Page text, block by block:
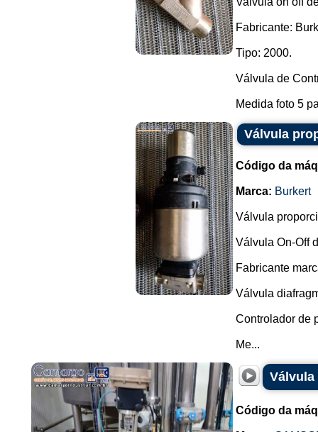
Fabricante:
Tipo: 2000.
Válvula de
Medida foto 5
Válvula
Código da
Marca: Burkert
Válvula
Válvula On-Off
Fabricante
Válvula
Controlador de
Me...
Válvula
Código da